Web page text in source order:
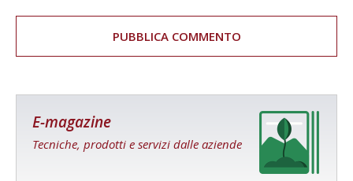
E-magazine
Tecniche, prodotti e servizi dalle aziende